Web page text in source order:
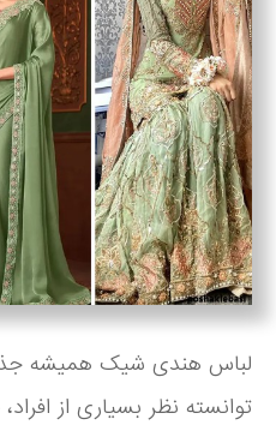
لباس هندی شیک همیشه
توانسته نظر بسیاری از